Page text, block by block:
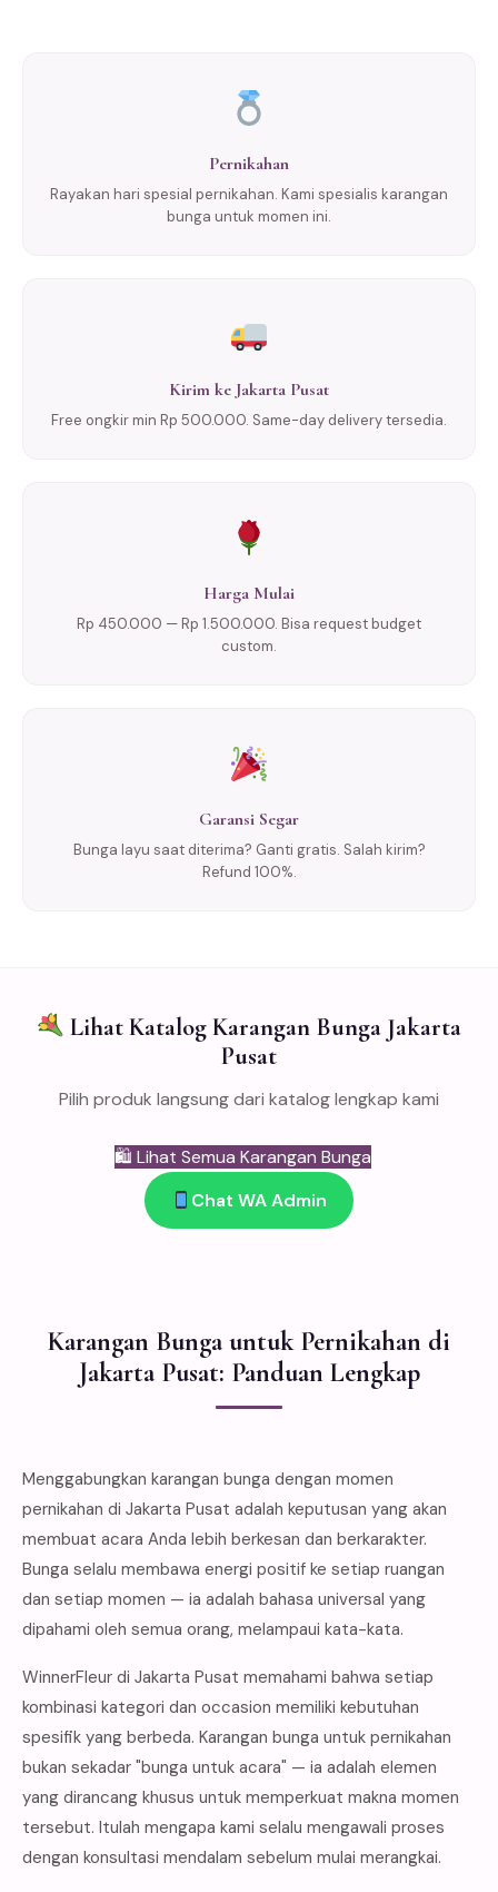
Pernikahan
Rayakan hari spesial pernikahan. Kami spesialis karangan
bunga untuk momen ini.
Kirim ke Jakarta Pusat
Free ongkir min Rp 500.000. Same-day delivery tersedia.
Harga Mulai
Rp 450.000 — Rp 1.500.000. Bisa request budget
custom.
Garansi Segar
Bunga layu saat diterima? Ganti gratis. Salah kirim?
Refund 100%.
Lihat Katalog Karangan Bunga Jakarta
Pusat
Pilih produk langsung dari katalog lengkap kami
🛍 Lihat Semua Karangan Bunga
Chat WA Admin
Karangan Bunga untuk Pernikahan di
Jakarta Pusat: Panduan Lengkap
Menggabungkan karangan bunga dengan momen
pernikahan di Jakarta Pusat adalah keputusan yang akan
membuat acara Anda lebih berkesan dan berkarakter.
Bunga selalu membawa energi positif ke setiap ruangan
dan setiap momen — ia adalah bahasa universal yang
dipahami oleh semua orang, melampaui kata-kata.
WinnerFleur di Jakarta Pusat memahami bahwa setiap
kombinasi kategori dan occasion memiliki kebutuhan
spesifik yang berbeda. Karangan bunga untuk pernikahan
bukan sekadar "bunga untuk acara" — ia adalah elemen
yang dirancang khusus untuk memperkuat makna momen
tersebut. Itulah mengapa kami selalu mengawali proses
dengan konsultasi mendalam sebelum mulai merangkai.